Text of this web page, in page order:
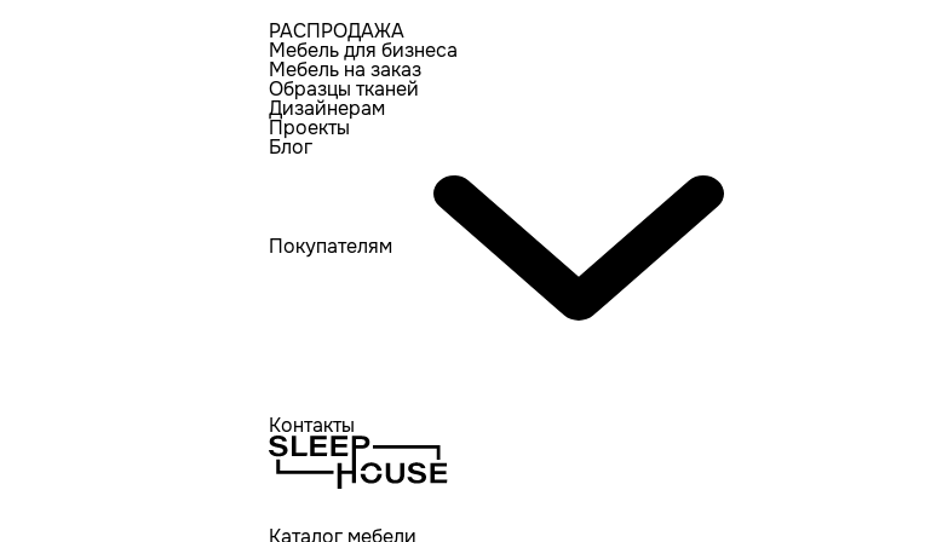
РАСПРОДАЖА
Мебель для бизнеса
Мебель на заказ
Образцы тканей
Дизайнерам
Проекты
Блог
Покупателям
Контакты
Каталог мебели